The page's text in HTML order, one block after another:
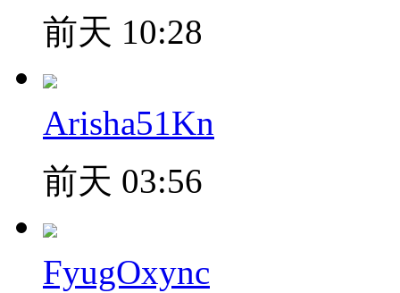
前天 10:28
Arisha51Kn
前天 03:56
FyugOxync